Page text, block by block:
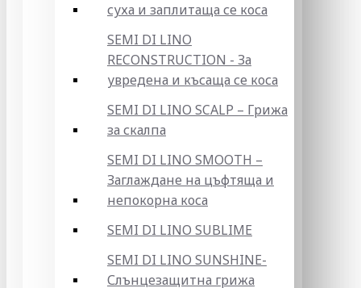
суха и заплитаща се коса
SEMI DI LINO
RECONSTRUCTION - За
увредена и късаща се коса
SEMI DI LINO SCALP – Грижа
за скалпа
SEMI DI LINO SMOOTH –
Заглаждане на цъфтяща и
непокорна коса
SEMI DI LINO SUBLIME
SEMI DI LINO SUNSHINE-
Слънцезащитна грижа